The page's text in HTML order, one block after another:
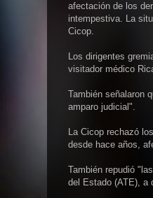
afectación de los
intempestiva. La
Cicop.
Los dirigentes
visitador médico
También señalaron
amparo judicial".
La Cicop rechazó
desde hace años,
También repudió
del Estado (ATE), a